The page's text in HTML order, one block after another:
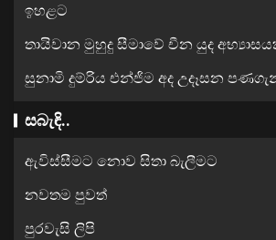
ඉහළට
තායිවාන මුහුදු සීමාවේ චීන යුද
සුනාමි දුම්රිය එන්ජිම අද උදෑසන
සබැඳි..
ඇවිස්සීමට නොව සිතා බැලීමට
නවතම පුවත්
පුරවැසි ලිපි